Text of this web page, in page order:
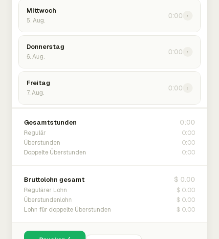
Mittwoch
5. Aug.
0:00 ›
Donnerstag
6. Aug.
0:00 ›
Freitag
7. Aug.
0:00 ›
Gesamtstunden 0:00
Regulär 0:00
Überstunden 0:00
Doppelte Überstunden 0:00
Bruttolohn gesamt $ 0.00
Regulärer Lohn $ 0.00
Überstundenlohn $ 0.00
Lohn für doppelte Überstunden $ 0.00